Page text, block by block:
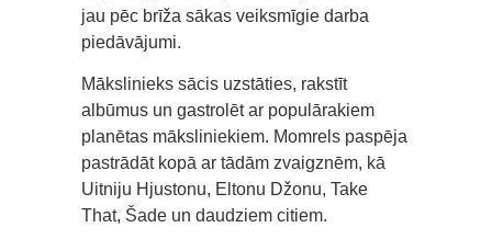
jau pēc brīža sākas veiksmīgie darba
piedāvājumi.
Mākslinieks sācis uzstāties, rakstīt
albūmus un gastrolēt ar populārakiem
planētas māksliniekiem. Momrels paspēja
pastrādāt kopā ar tādām zvaigznēm, kā
Uitniju Hjustonu, Eltonu Džonu, Take
That, Šade un daudziem citiem.